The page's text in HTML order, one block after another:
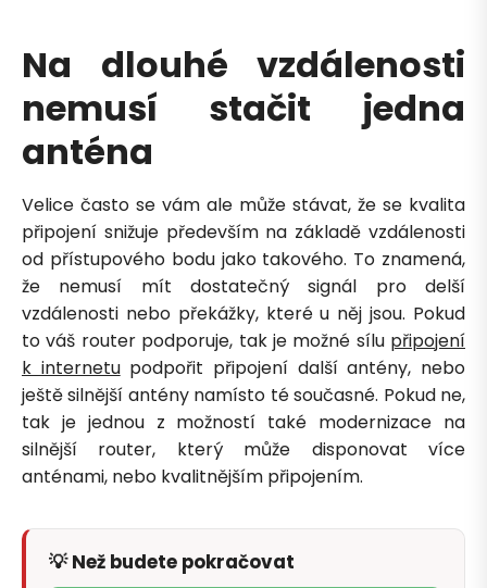
Na dlouhé vzdálenosti
nemusí stačit jedna
anténa
Velice často se vám ale může stávat, že se kvalita
připojení snižuje především na základě vzdálenosti
od přístupového bodu jako takového. To znamená,
že nemusí mít dostatečný signál pro delší
vzdálenosti nebo překážky, které u něj jsou. Pokud
to váš router podporuje, tak je možné sílu připojení
k internetupodpořit připojení další antény, nebo
ještě silnější antény namísto té současné. Pokud ne,
tak je jednou z možností také modernizace na
silnější router, který může disponovat více
anténami, nebo kvalitnějším připojením.
💡 Než budete pokračovat
Zavolejte mi zpět